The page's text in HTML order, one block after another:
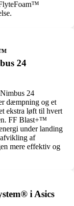
24
24
dæmpning og et
ekstra løft til hvert
FF Blast+™
under landing
af
mere effektiv og
i Asics